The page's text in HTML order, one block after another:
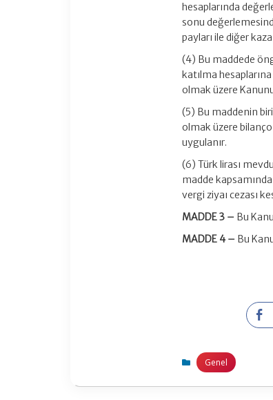
hesaplarında
sonu
payları ile diğer
(4) Bu maddede
katılma
olmak üzere
(5) Bu maddenin
olmak üzere
uygulanır.
(6) Türk lirası
madde
vergi ziyaı cezası
MADDE 3 – Bu
MADDE 4 – Bu
Genel